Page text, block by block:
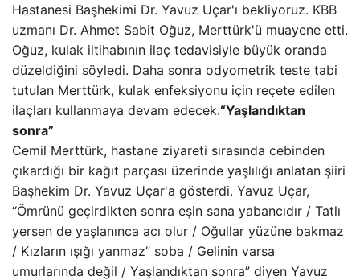
Hastanesi Başhekimi Dr. Yavuz Uçar'ı bekliyoruz. KBB
uzmanı Dr. Ahmet Sabit Oğuz, Merttürk'ü muayene etti.
Oğuz, kulak iltihabının ilaç tedavisiyle büyük oranda
düzeldiğini söyledi. Daha sonra odyometrik teste tabi
tutulan Merttürk, kulak enfeksiyonu için reçete edilen
ilaçları kullanmaya devam edecek.“Yaşlandıktan
sonra”
Cemil Merttürk, hastane ziyareti sırasında cebinden
çıkardığı bir kağıt parçası üzerinde yaşlılığı anlatan şiiri
Başhekim Dr. Yavuz Uçar'a gösterdi. Yavuz Uçar,
“Ömrünü geçirdikten sonra eşin sana yabancıdır / Tatlı
yersen de yaşlanınca acı olur / Oğullar yüzüne bakmaz
/ Kızların ışığı yanmaz” soba / Gelinin varsa
umurlarında değil / Yaşlandıktan sonra” diyen Yavuz